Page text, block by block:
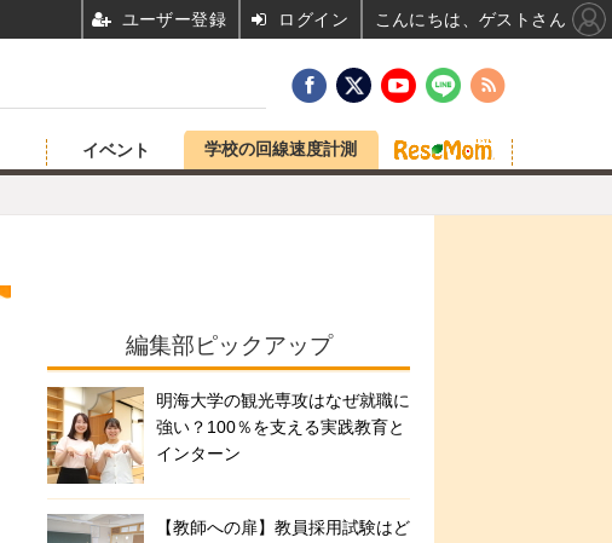
イベント 学校の回線速度計測
編集部ピックアップ
明海大学の観光専攻はなぜ就職に
強い？100％を支える実践教育と
インターン
【教師への扉】教員採用試験はど
ユーザー登録 ログイン こんにちは、ゲストさん